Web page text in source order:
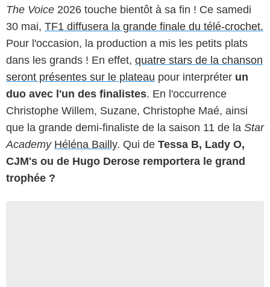
The Voice 2026 touche bientôt à sa fin ! Ce samedi
30 mai, TF1 diffusera la grande finale du télé-crochet.
Pour l'occasion, la production a mis les petits plats
dans les grands ! En effet, quatre stars de la chanson
seront présentes sur le plateau pour interpréter un
duo avec l'un des finalistes. En l'occurrence
Christophe Willem, Suzane, Christophe Maé, ainsi
que la grande demi-finaliste de la saison 11 de la Star
Academy Héléna Bailly. Qui de Tessa B, Lady O,
CJM's ou de Hugo Derose remportera le grand
trophée ?